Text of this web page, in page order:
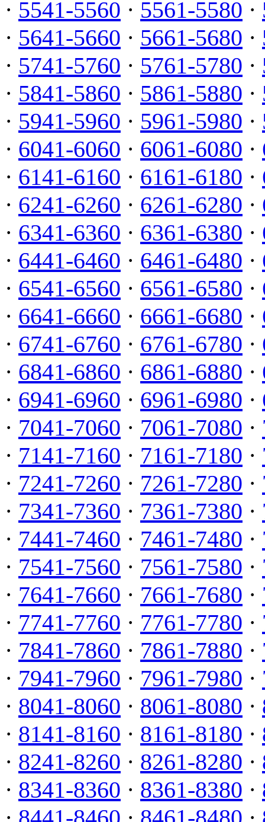
· 5541-5560 · 5561-5580 ·
· 5641-5660 · 5661-5680 ·
· 5741-5760 · 5761-5780 ·
· 5841-5860 · 5861-5880 ·
· 5941-5960 · 5961-5980 ·
· 6041-6060 · 6061-6080 ·
· 6141-6160 · 6161-6180 ·
· 6241-6260 · 6261-6280 ·
· 6341-6360 · 6361-6380 ·
· 6441-6460 · 6461-6480 ·
· 6541-6560 · 6561-6580 ·
· 6641-6660 · 6661-6680 ·
· 6741-6760 · 6761-6780 ·
· 6841-6860 · 6861-6880 ·
· 6941-6960 · 6961-6980 ·
· 7041-7060 · 7061-7080 ·
· 7141-7160 · 7161-7180 ·
· 7241-7260 · 7261-7280 ·
· 7341-7360 · 7361-7380 ·
· 7441-7460 · 7461-7480 ·
· 7541-7560 · 7561-7580 ·
· 7641-7660 · 7661-7680 ·
· 7741-7760 · 7761-7780 ·
· 7841-7860 · 7861-7880 ·
· 7941-7960 · 7961-7980 ·
· 8041-8060 · 8061-8080 ·
· 8141-8160 · 8161-8180 ·
· 8241-8260 · 8261-8280 ·
· 8341-8360 · 8361-8380 ·